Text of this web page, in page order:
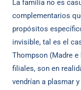
La familia no es
complementarios
propósitos
invisible, tal es el
Thompson (Madre
filiales, son en
vendrían a plasmar